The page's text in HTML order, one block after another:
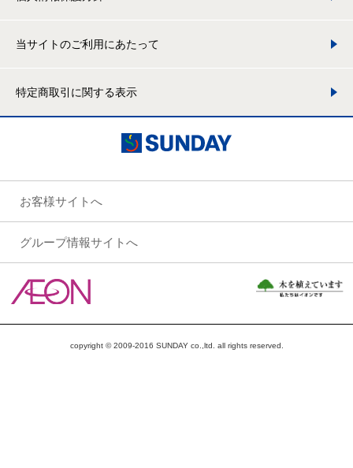
当サイトのご利用にあたって
特定商取引に関する表示
お客様サイトへ
グループ情報サイトへ
copyright © 2009-2016 SUNDAY co.,ltd. all rights reserved.